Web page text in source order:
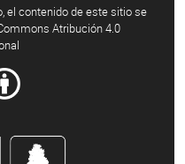
el contenido de este sitio se
Atribución 4.0